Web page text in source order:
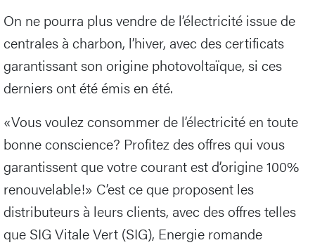
On ne pourra plus vendre de l’électricité issue de
centrales à charbon, l’hiver, avec des certificats
garantissant son origine photovoltaïque, si ces
derniers ont été émis en été.
«Vous voulez consommer de l’électricité en toute
bonne conscience? Profitez des offres qui vous
garantissent que votre courant est d’origine 100%
renouvelable!» C’est ce que proposent les
distributeurs à leurs clients, avec des offres telles
que SIG Vitale Vert (SIG), Energie romande